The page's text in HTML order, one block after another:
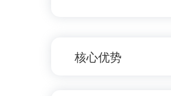
核心优势